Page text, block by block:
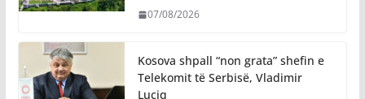
07/08/2026
Kosova shpall “non grata” shefin e
Telekomit të Serbisë, Vladimir
Luçiq